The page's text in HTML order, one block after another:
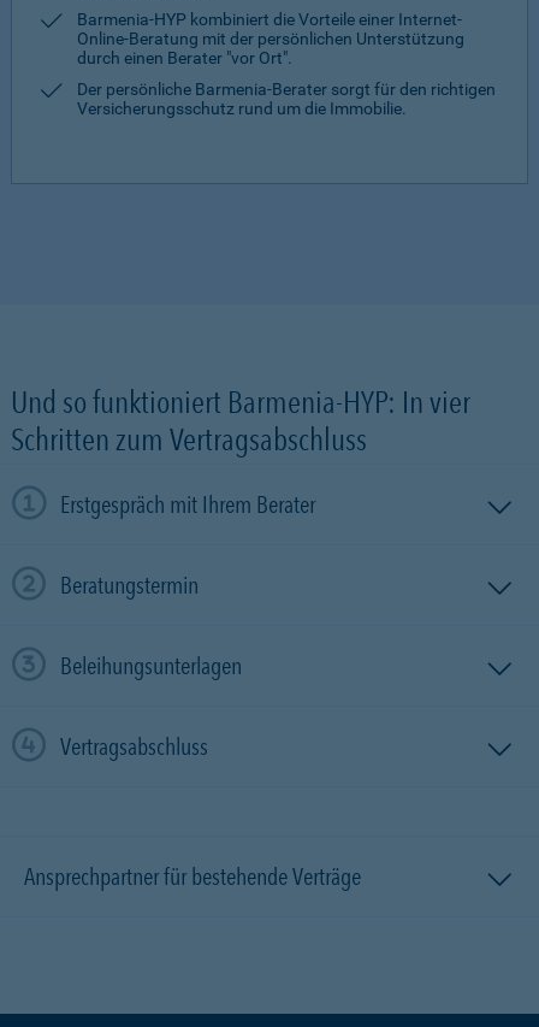
Barmenia-HYP kombiniert die Vorteile einer Internet-
Online-Beratung mit der persönlichen Unterstützung
durch einen Berater "vor Ort".
Der persönliche Barmenia-Berater sorgt für den richtigen
Versicherungsschutz rund um die Immobilie.
Und so funktioniert Barmenia-HYP: In vier
Schritten zum Vertragsabschluss
Erstgespräch mit Ihrem Berater
Beratungstermin
Beleihungsunterlagen
Vertragsabschluss
Ansprechpartner für bestehende Verträge